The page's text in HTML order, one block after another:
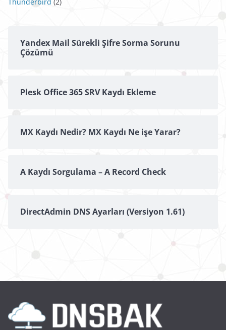
Yandex Mail Sürekli Şifre Sorma Sorunu
Çözümü
Plesk Office 365 SRV Kaydı Ekleme
MX Kaydı Nedir? MX Kaydı Ne işe Yarar?
A Kaydı Sorgulama – A Record Check
DirectAdmin DNS Ayarları (Versiyon 1.61)